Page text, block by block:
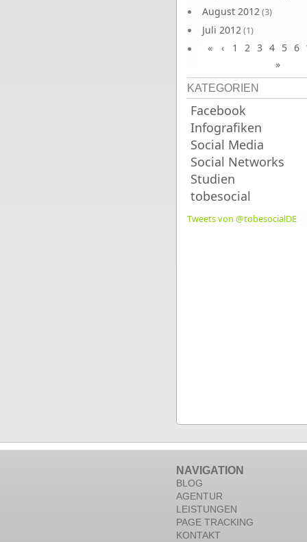
August 2012(3)
Juli 2012(1)
Juni 2012(4)
« ‹ 1 2 3 4 5 6
»
KATEGORIEN
Facebook
Infografiken
Social Media
Social Networks
Studien
tobesocial
Tweets von @tobesocialDE
NAVIGATION
BLOG
AGENTUR
LEISTUNGEN
PAGE TRACKING
KONTAKT